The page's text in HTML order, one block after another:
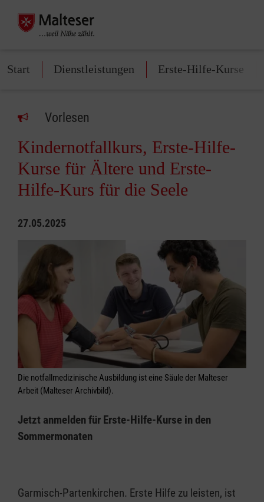
Start Dienstleistungen Erste-Hilfe-Kurse
Vorlesen
Kindernotfallkurs, Erste-Hilfe-
Kurse für Ältere und Erste-
Hilfe-Kurs für die Seele
27.05.2025
Die notfallmedizinische Ausbildung ist eine Säule der Malteser
Arbeit (Malteser Archivbild).
Jetzt anmelden für Erste-Hilfe-Kurse in den
Sommermonaten
Garmisch-Partenkirchen. Erste Hilfe zu leisten, ist